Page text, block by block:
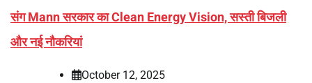
संग Mann सरकार का Clean Energy Vision, सस्ती बिजली
और नई नौकरियां
October 12, 2025